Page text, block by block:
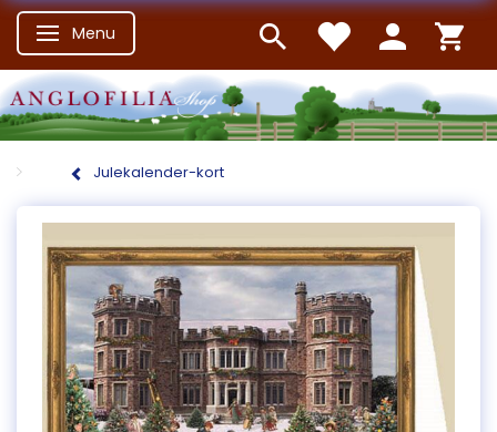
Skifte navigation
Menu
Julekalender-kort